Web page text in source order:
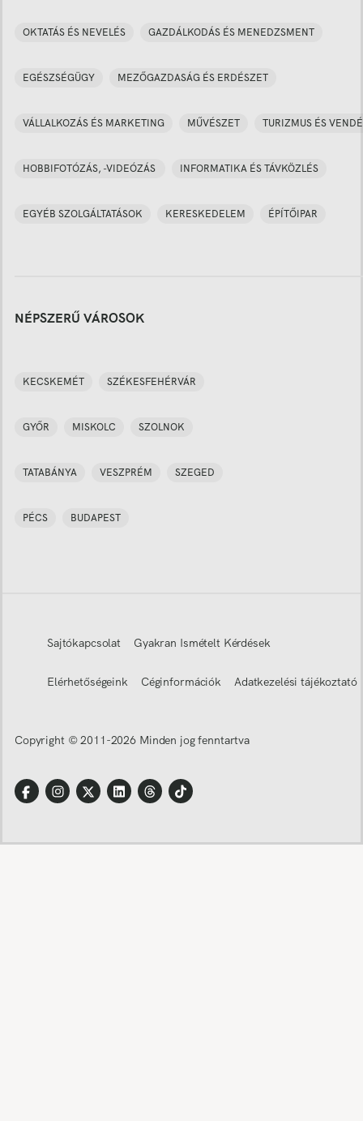
OKTATÁS ÉS NEVELÉS GAZDÁLKODÁS ÉS MENEDZSMENT
EGÉSZSÉGÜGY MEZŐGAZDASÁG ÉS ERDÉSZET
VÁLLALKOZÁS ÉS MARKETING MŰVÉSZET TURIZMUS ÉS
HOBBIFOTÓZÁS, -VIDEÓZÁS INFORMATIKA ÉS TÁVKÖZLÉS
EGYÉB SZOLGÁLTATÁSOK KERESKEDELEM ÉPÍTŐIPAR
NÉPSZERŰ VÁROSOK
KECSKEMÉT SZÉKESFEHÉRVÁR
GYŐR MISKOLC SZOLNOK
TATABÁNYA VESZPRÉM SZEGED
PÉCS BUDAPEST
Sajtókapcsolat Gyakran Ismételt Kérdések
Elérhetőségeink Céginformációk Adatkezelési tájékoztató
Copyright © 2011-2026 Minden jog fenntartva